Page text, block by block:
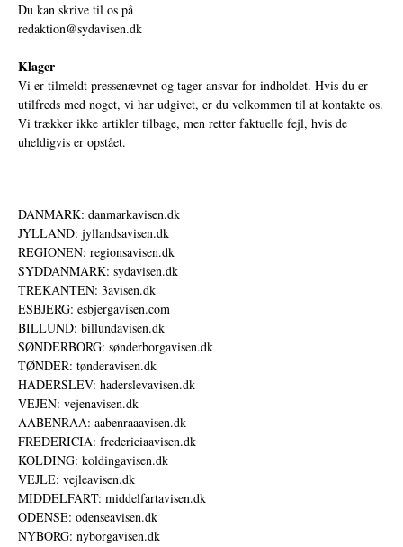
Du kan skrive til os på
redaktion@sydavisen.dk
Klager
Vi er tilmeldt pressenævnet og tager ansvar for indholdet. Hvis du er
utilfreds med noget, vi har udgivet, er du velkommen til at kontakte os.
Vi trækker ikke artikler tilbage, men retter faktuelle fejl, hvis de
uheldigvis er opstået.
DANMARK: danmarkavisen.dk
JYLLAND: jyllandsavisen.dk
REGIONEN: regionsavisen.dk
SYDDANMARK: sydavisen.dk
TREKANTEN: 3avisen.dk
ESBJERG: esbjergavisen.com
BILLUND: billundavisen.dk
SØNDERBORG: sønderborgavisen.dk
TØNDER: tønderavisen.dk
HADERSLEV: haderslevavisen.dk
VEJEN: vejenavisen.dk
AABENRAA: aabenraaavisen.dk
FREDERICIA: fredericiaavisen.dk
KOLDING: koldingavisen.dk
VEJLE: vejleavisen.dk
MIDDELFART: middelfartavisen.dk
ODENSE: odenseavisen.dk
NYBORG: nyborgavisen.dk